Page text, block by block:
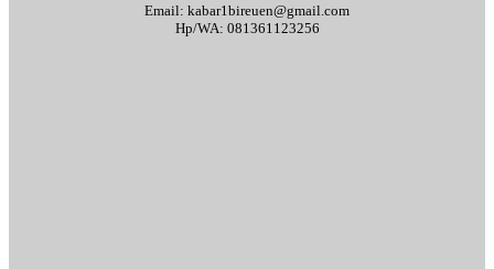
Email: kabar1bireuen@gmail.com
Hp/WA: 081361123256